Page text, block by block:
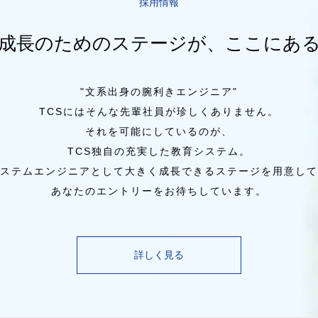
長のためのステージが、ここにあ
"文系出身の腕利きエンジニア"
TCSにはそんな先輩社員が珍しくありません。
それを可能にしているのが、
TCS独自の充実した教育システム。
テムエンジニアとして大きく成長できるステージを用意し
あなたのエントリーをお待ちしています。
詳しく見る